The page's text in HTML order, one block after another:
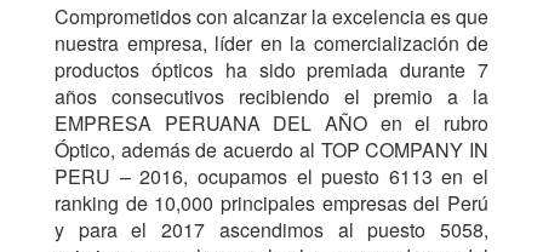
Comprometidos con alcanzar la excelencia es que
nuestra empresa, líder en la comercialización de
productos ópticos ha sido premiada durante 7
años consecutivos recibiendo el premio a la
EMPRESA PERUANA DEL AÑO en el rubro
Óptico, además de acuerdo al TOP COMPANY IN
PERU – 2016, ocupamos el puesto 6113 en el
ranking de 10,000 principales empresas del Perú
y para el 2017 ascendimos al puesto 5058,